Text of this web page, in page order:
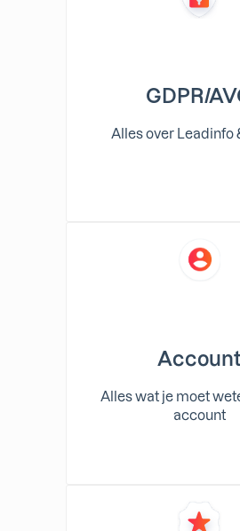
GDPR/
Alles over Leadinfo
Account
Alles wat je moet
account